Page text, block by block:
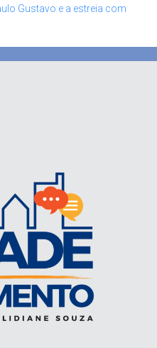
Gustavo e a estreia com